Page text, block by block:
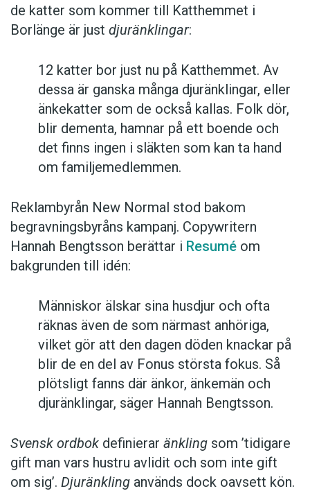
de katter som kommer till Katthemmet i
Borlänge är just djuränklingar:
12 katter bor just nu på Katthemmet. Av
dessa är ganska många djuränklingar, eller
änkekatter som de också kallas. Folk dör,
blir dementa, hamnar på ett boende och
det finns ingen i släkten som kan ta hand
om familjemedlemmen.
Reklambyrån New Normal stod bakom
begravningsbyråns kampanj. Copywritern
Hannah Bengtsson berättar i Resumé om
bakgrunden till idén:
Människor älskar sina husdjur och ofta
räknas även de som närmast anhöriga,
vilket gör att den dagen döden knackar på
blir de en del av Fonus största fokus. Så
plötsligt fanns där änkor, änkemän och
djuränklingar, säger Hannah Bengtsson.
Svensk ordbok definierar änkling som ’tidigare
gift man vars hustru av­lidit och som inte gift
om sig’. Djuränkling används dock oavsett kön.